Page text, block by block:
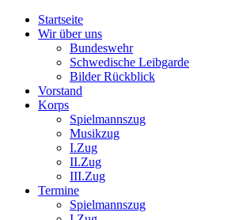
Startseite
Wir über uns
Bundeswehr
Schwedische Leibgarde
Bilder Rückblick
Vorstand
Korps
Spielmannszug
Musikzug
I.Zug
II.Zug
III.Zug
Termine
Spielmannszug